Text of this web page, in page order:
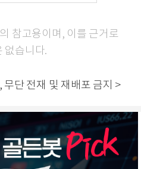
참고용이며, 이를 근거로
없습니다.
단 전재 및 재배포 금지 >